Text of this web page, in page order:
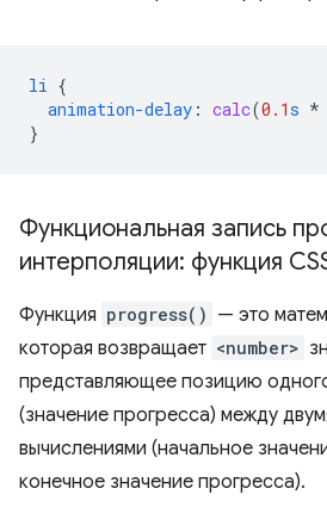
li {
animation-delay : calc(0.1s *
}
Функциональная запись
интерполяции: функция
Функция progress() — это
которая возвращает <number>
представляющее позицию
(значение прогресса) между
вычислениями (начальное
конечное значение прогресса).